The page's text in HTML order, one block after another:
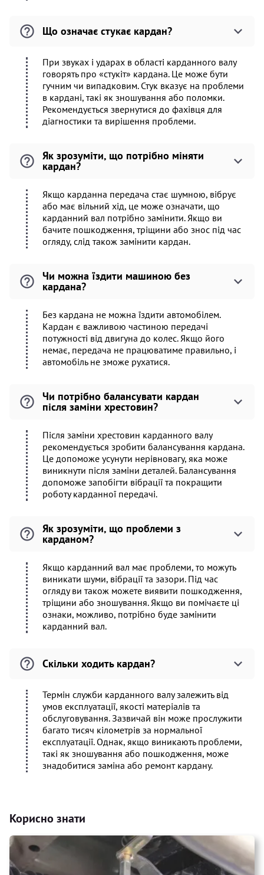
Що означає стукає кардан?
При звуках і ударах в області карданного валу
говорять про «стукіт» кардана. Це може бути
гучним чи випадковим. Стук вказує на проблеми
в кардані, такі як зношування або поломки.
Рекомендується звернутися до фахівця для
діагностики та вирішення проблеми.
Як зрозуміти, що потрібно міняти
кардан?
Якщо карданна передача стає шумною, вібрує
або має вільний хід, це може означати, що
карданний вал потрібно замінити. Якщо ви
бачите пошкодження, тріщини або знос під час
огляду, слід також замінити кардан.
Чи можна їздити машиною без
кардана?
Без кардана не можна їздити автомобілем.
Кардан є важливою частиною передачі
потужності від двигуна до колес. Якщо його
немає, передача не працюватиме правильно, і
автомобіль не зможе рухатися.
Чи потрібно балансувати кардан
після заміни хрестовин?
Після заміни хрестовин карданного валу
рекомендується зробити балансування кардана.
Це допоможе усунути нерівновагу, яка може
виникнути після заміни деталей. Балансування
допоможе запобігти вібрації та покращити
роботу карданної передачі.
Як зрозуміти, що проблеми з
карданом?
Якщо карданний вал має проблеми, то можуть
виникати шуми, вібрації та зазори. Під час
огляду ви також можете виявити пошкодження,
тріщини або зношування. Якщо ви помічаєте ці
ознаки, можливо, потрібно буде замінити
карданний вал.
Скільки ходить кардан?
Термін служби карданного валу залежить від
умов експлуатації, якості матеріалів та
обслуговування. Зазвичай він може прослужити
багато тисяч кілометрів за нормальної
експлуатації. Однак, якщо виникають проблеми,
такі як зношування або пошкодження, може
знадобитися заміна або ремонт кардану.
Корисно знати